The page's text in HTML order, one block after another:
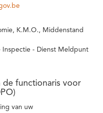
K.M.O., Middenstand
Inspectie - Dienst Meldpunt
de functionaris voor
van uw